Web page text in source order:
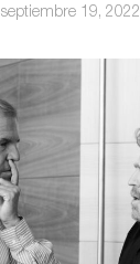
septiembre 19, 2022